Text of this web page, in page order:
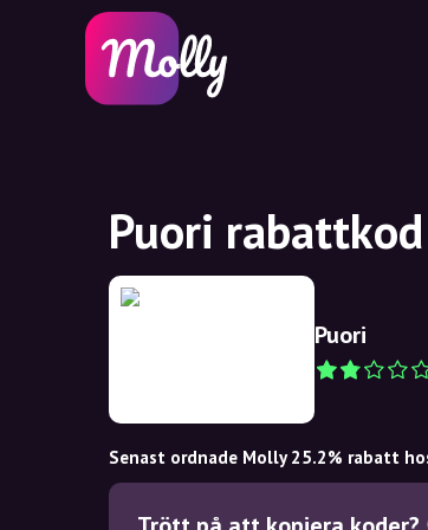
Puori
Puori
Senast ordnade Molly 25.2% rabatt